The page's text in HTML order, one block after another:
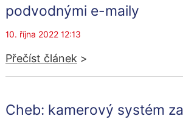
podvodnými e-maily
10. října 2022 12:13
Přečíst článek >
Cheb: kamerový systém